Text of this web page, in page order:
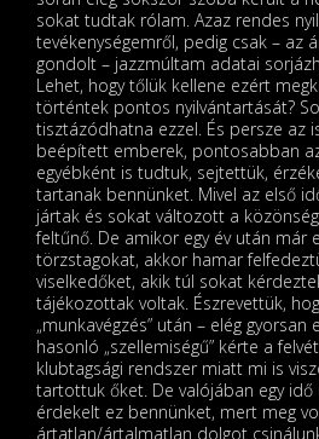
sokat tudtak rólam. Azaz rendes
tevékenységemről, pedig csak – az
gondolt – jazzmúltam adatai
Lehet, hogy tőlük kellene ezért
történtek pontos nyilvántartását?
tisztázódhatna ezzel. És persze az
beépített emberek, pontosabban
egyébként is tudtuk, sejtettük,
tartanak bennünket. Mivel az első
jártak és sokat változott a
feltűnő. De amikor egy év után már
törzstagokat, akkor hamar
viselkedőket, akik túl sokat
tájékozottak voltak. Észrevettük,
„munkavégzés” után – elég
hasonló „szellemiségű” kérte a
klubtagsági rendszer miatt mi is
tartottuk őket. De valójában egy idő
érdekelt ez bennünket, mert meg
ártatlan/ártalmatlan dolgot